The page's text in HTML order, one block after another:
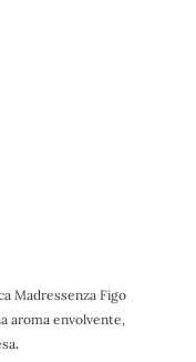
Madressenza Figo
aroma envolvente,
.